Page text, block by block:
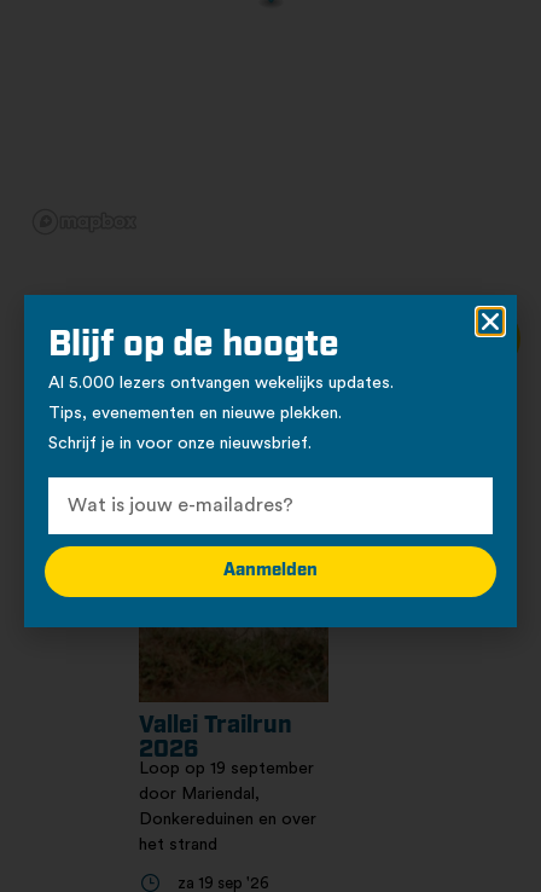
Ook
interessant
Vallei Trailrun
2026
Loop op 19 september
door Mariendal,
Donkereduinen en over
het strand
za 19 sep '26
Blijf op de hoogte
Al 5.000 lezers ontvangen wekelijks updates.
Tips, evenementen en nieuwe plekken.
Schrijf je in voor onze nieuwsbrief.
Aanmelden